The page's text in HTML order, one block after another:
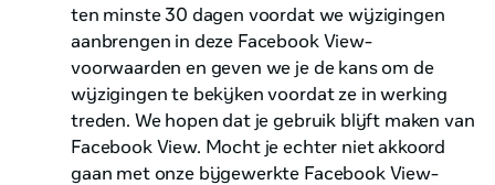
ten minste 30 dagen voordat we wijzigingen
aanbrengen in deze Facebook View-
voorwaarden en geven we je de kans om de
wijzigingen te bekijken voordat ze in werking
treden. We hopen dat je gebruik blijft maken van
Facebook View. Mocht je echter niet akkoord
gaan met onze bijgewerkte Facebook View-